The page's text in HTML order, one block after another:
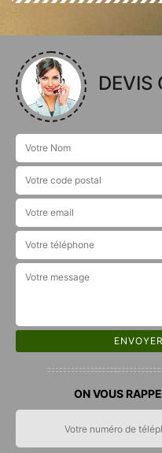
DEVIS
ON VOUS